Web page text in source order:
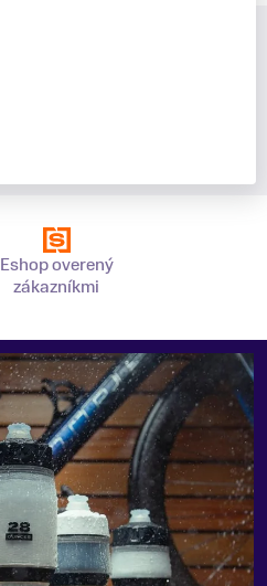
Eshop overený
zákazníkmi